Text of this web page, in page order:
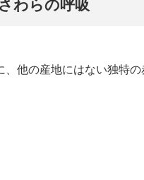
わらの呼吸
他の産地にはない独特